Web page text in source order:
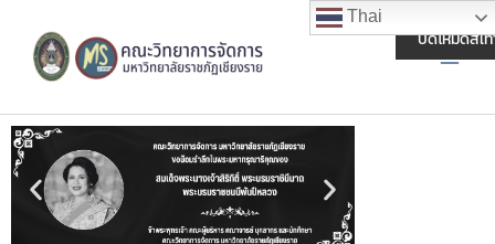
content
Main
Thai
ปิดโหมดสีเท